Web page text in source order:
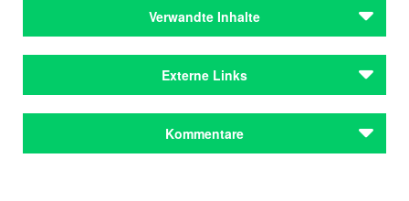
Verwandte Inhalte
Kroetz, Franz Xaver
Autoren
Kroetz, Franz Xaver
Externe Links
Szenen keiner Ehe(Verlagswebsite)
Kommentare